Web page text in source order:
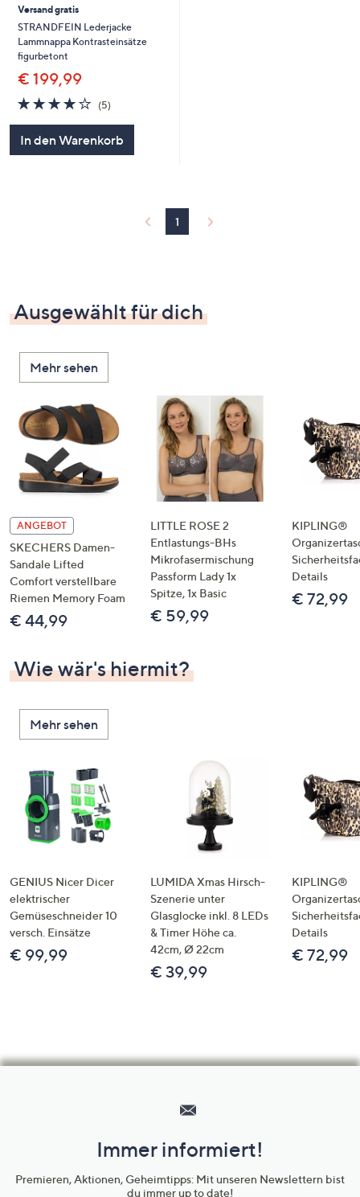
Versand gratis
STRANDFEIN Lederjacke
Lammnappa Kontrasteinsätze
figurbetont
€ 199,99
4.2
von
(5)5
In den Warenkorb
1
Ausgewählt für dich
Mehr sehen
ANGEBOT
SKECHERS Damen-
Sandale Lifted
Comfort verstellbare
Riemen Memory Foam
€ 44,99
LITTLE ROSE 2
Entlastungs-BHs
Mikrofasermischung
Passform Lady 1x
Spitze, 1x Basic
€ 59,99
KIPLING®
Details
€ 72,99
Wie wär's hiermit?
Mehr sehen
GENIUS Nicer Dicer
elektrischer
Gemüseschneider 10
versch. Einsätze
€ 99,99
LUMIDA Xmas Hirsch-
Szenerie unter
Glasglocke inkl. 8 LEDs
& Timer Höhe ca.
42cm, Ø 22cm
€ 39,99
KIPLING®
Details
€ 72,99
Unternehmensinformationen
Immer informiert!
Premieren, Aktionen, Geheimtipps: Mit unseren Newslettern bist
du immer up to date!